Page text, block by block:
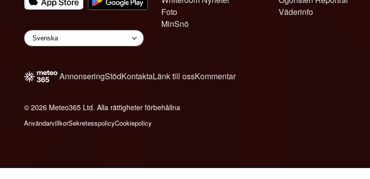
Foto
MinSnö
Väderinfo
AnnonseringStödKontaktaLänk till ossKommentar
© 2026 Meteo365 Ltd. Alla rättigheter förbehållna
AnvändarvillkorSekretesspolicyCookiepolicy